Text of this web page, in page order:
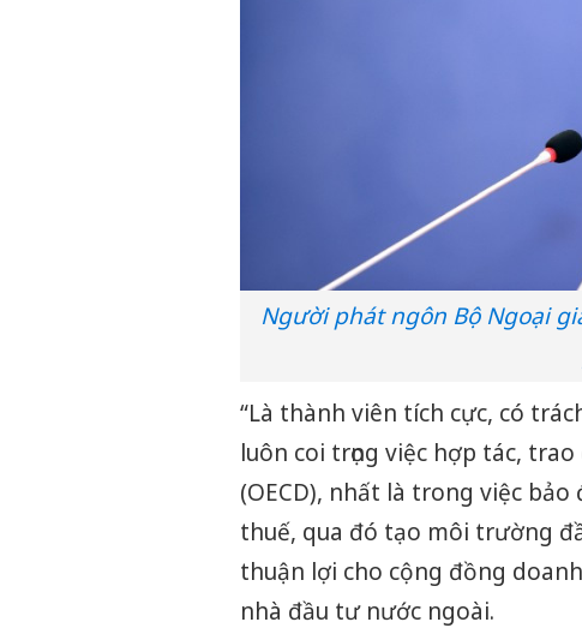
Người phát ngôn Bộ Ngoại
“Là thành viên tích cực, có
luôn coi trọng việc hợp tác,
(OECD), nhất là trong việc
thuế, qua đó tạo môi trường
thuận lợi cho cộng đồng
nhà đầu tư nước ngoài.